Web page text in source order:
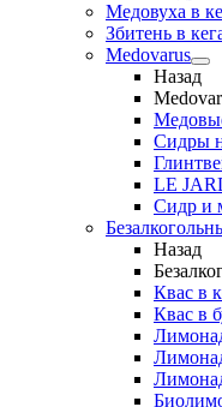
Медовуха в
Збитень в
Medovarus
Назад
Сидры
LE
Сидр и
Назад
Квас в
Квас в